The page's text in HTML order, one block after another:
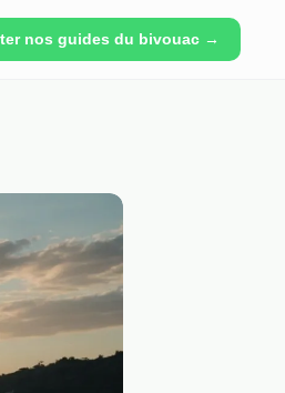
nos guides du bivouac →